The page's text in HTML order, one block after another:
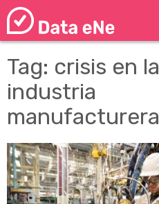
Tag: crisis en la
industria
manufacturera